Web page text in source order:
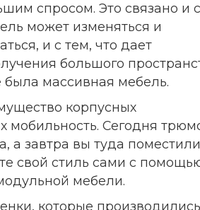
спросом. Это связано и с
может изменяться и
и с тем, что дает
большого
была массивная мебель.
корпусных
мобильность. Сегодня
а завтра вы туда поместили
свой стиль сами с
мебели.
которые производились